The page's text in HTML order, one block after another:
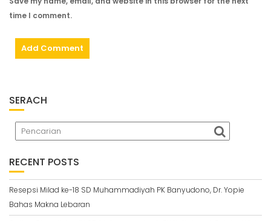
time I comment.
SERACH
RECENT POSTS
Resepsi Milad ke-18 SD Muhammadiyah PK Banyudono, Dr. Yopie
Bahas Makna Lebaran